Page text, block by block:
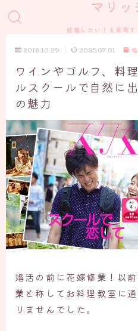
マリッ
結婚したい！を実現
2019.10.29 2025.07.01
ワインやゴルフ、料
ルスクールで自然に
の魅力
婚活の前に花嫁修業！以
業と称してお料理教室に
りませんでした。